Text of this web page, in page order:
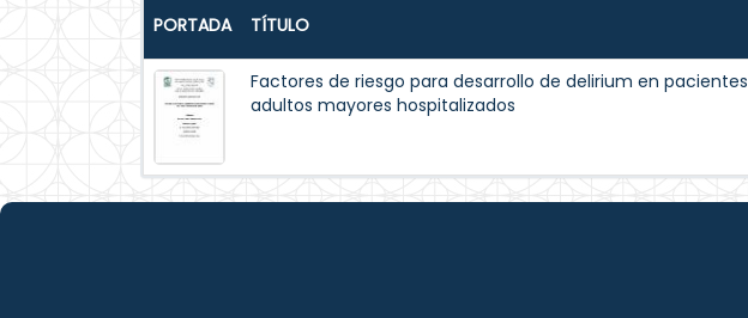
PORTADA TÍTULO
Factores de riesgo para desarrollo de delirium en pacientes
adultos mayores hospitalizados